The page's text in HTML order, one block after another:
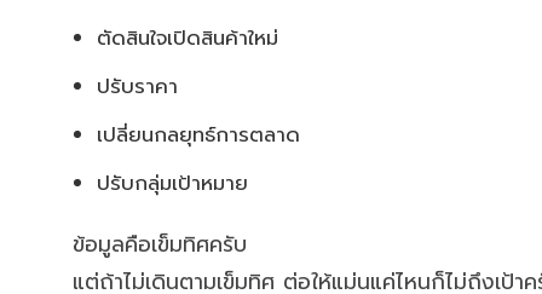
ตัดสินใจเปิดสินค้าใหม่
ปรับราคา
เปลี่ยนกลยุทธ์การตลาด
ปรับกลุ่มเป้าหมาย
ข้อมูลคือเข็มทิศครับ
แต่ถ้าไม่เดินตามเข็มทิศ ต่อให้แม่นแค่ไหนก็ไม่ถึงเป้าค